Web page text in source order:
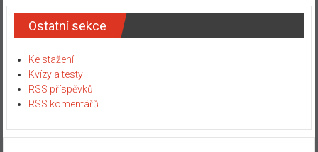
Ostatní sekce
Ke stažení
Kvízy a testy
RSS příspěvků
RSS komentářů